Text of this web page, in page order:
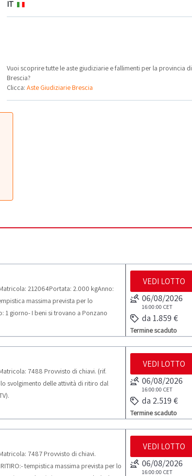
IT
Vuoi scoprire tutte le aste giudiziarie e fallimenti per la provincia di
Brescia?
Clicca:Aste Giudiziarie Brescia
212064Portata: 2.000 kgAnno:
massima prevista per lo
giorno- I beni si trovano a Ponzano
VEDI LOTTO
06/08/2026
16:00:00 CET
da 1.859 €
Termine scaduto
7488 Provvisto di chiavi. (rif.
lo svolgimento delle attività di ritiro dal
VEDI LOTTO
06/08/2026
16:00:00 CET
da 2.519 €
Termine scaduto
7487 Provvisto di chiavi.
tempistica massima prevista per lo
VEDI LOTTO
06/08/2026
16:00:00 CET